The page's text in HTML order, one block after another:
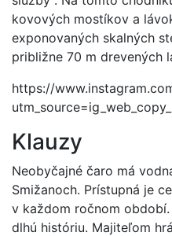
kovových mostíkov a
exponovaných skalných
približne 70 m drevených
https://
Klauzy
Neobyčajné čaro má
Smižanoch. Prístupná je
v každom ročnom
dlhú históriu. Majiteľom